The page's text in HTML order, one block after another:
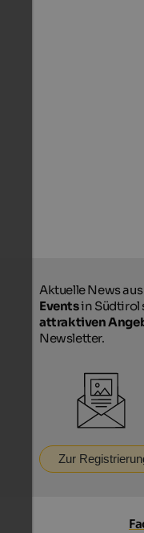
Aktuelle News
Eventsin Südtirol
attraktiven
Newsletter.
Zur